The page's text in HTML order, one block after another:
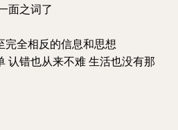
面之词了
完全相反的信息和思想
认错也从来不难 生活也没有那